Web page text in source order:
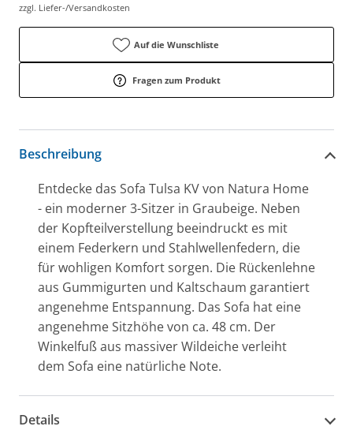
zzgl. Liefer-/Versandkosten
Auf die Wunschliste
Fragen zum Produkt
Beschreibung
Entdecke das Sofa Tulsa KV von Natura Home
- ein moderner 3-Sitzer in Graubeige. Neben
der Kopfteilverstellung beeindruckt es mit
einem Federkern und Stahlwellenfedern, die
für wohligen Komfort sorgen. Die Rückenlehne
aus Gummigurten und Kaltschaum garantiert
angenehme Entspannung. Das Sofa hat eine
angenehme Sitzhöhe von ca. 48 cm. Der
Winkelfuß aus massiver Wildeiche verleiht
dem Sofa eine natürliche Note.
Details